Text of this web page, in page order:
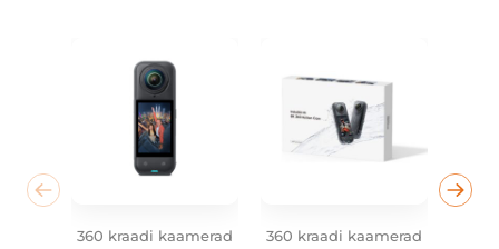
360 kraadi kaamerad 360 kraadi kaamerad